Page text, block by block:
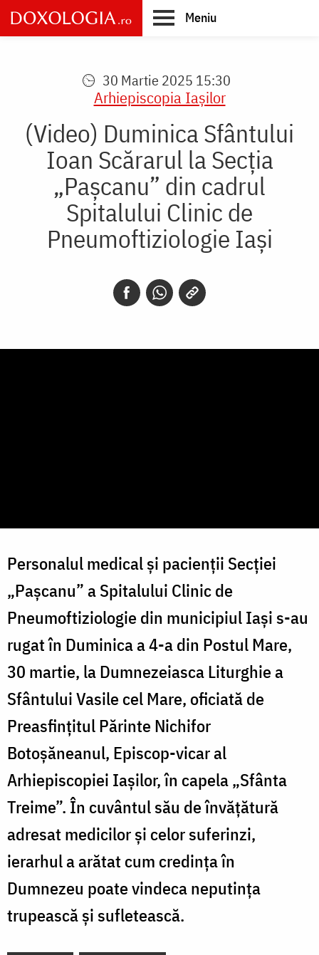
Skip
to
main
Meniu
30 Martie 2025 15:30
Arhiepiscopia Iaşilor
(Video) Duminica Sfântului
Ioan Scărarul la Secția
„Pașcanu” din cadrul
Spitalului Clinic de
Pneumoftiziologie Iași
Personalul medical și pacienții Secției
„Pașcanu” a Spitalului Clinic de
Pneumoftiziologie din municipiul Iași s-au
rugat în Duminica a 4-a din Postul Mare,
30 martie, la Dumnezeiasca Liturghie a
Sfântului Vasile cel Mare, oficiată de
Preasfințitul Părinte Nichifor
Botoșăneanul, Episcop-vicar al
Arhiepiscopiei Iașilor, în capela „Sfânta
Treime”. În cuvântul său de învățătură
adresat medicilor și celor suferinzi,
ierarhul a arătat cum credința în
Dumnezeu poate vindeca neputința
trupească și sufletească.